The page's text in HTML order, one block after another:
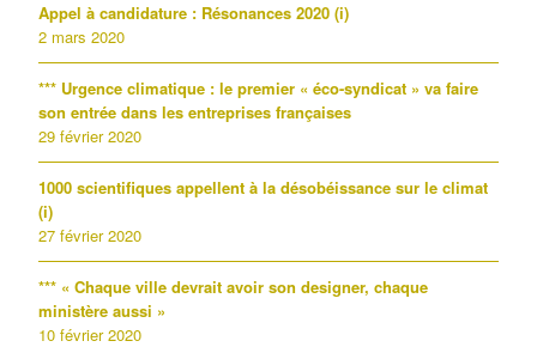
Appel à candidature : Résonances 2020 (i)
2 mars 2020
*** Urgence climatique : le premier « éco-syndicat » va faire
son entrée dans les entreprises françaises
29 février 2020
1000 scientifiques appellent à la désobéissance sur le climat
(i)
27 février 2020
*** « Chaque ville devrait avoir son designer, chaque
ministère aussi »
10 février 2020